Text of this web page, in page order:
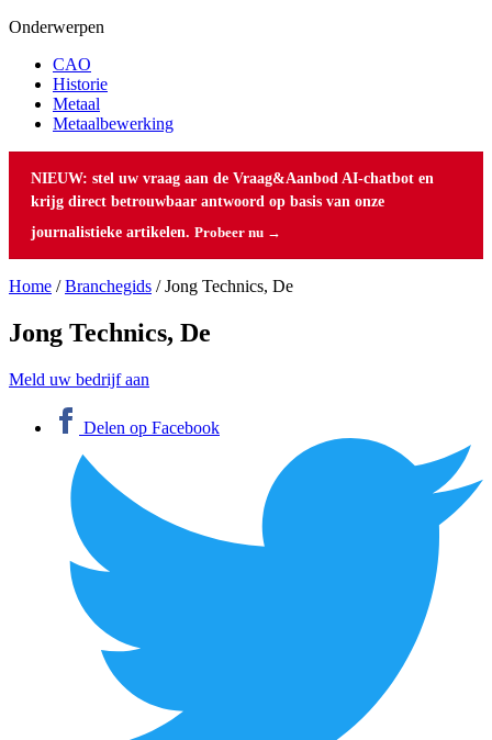
Onderwerpen
CAO
Historie
Metaal
Metaalbewerking
NIEUW: stel uw vraag aan de Vraag&Aanbod AI-chatbot en
krijg direct betrouwbaar antwoord op basis van onze
journalistieke artikelen. Probeer nu →
Home /Branchegids /Jong Technics, De
Jong Technics, De
Meld uw bedrijf aan
Delen op Facebook